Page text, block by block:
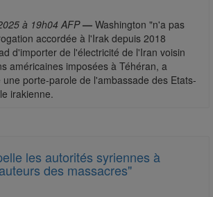
à 19h04 AFP — Washington "n'a pas
accordée à l'Irak depuis 2018
d'importer de l'électricité de l'Iran voisin
américaines imposées à Téhéran, a
porte-parole de l'ambassade des Etats-
irakienne.
les autorités syriennes à
des massacres"